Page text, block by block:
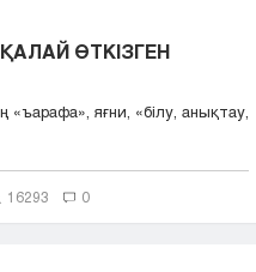
ӨТКІЗГЕН
«ъарафа», яғни, «білу, анықтау,
16293 0